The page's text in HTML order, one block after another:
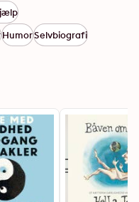
HumorSelvbiografi